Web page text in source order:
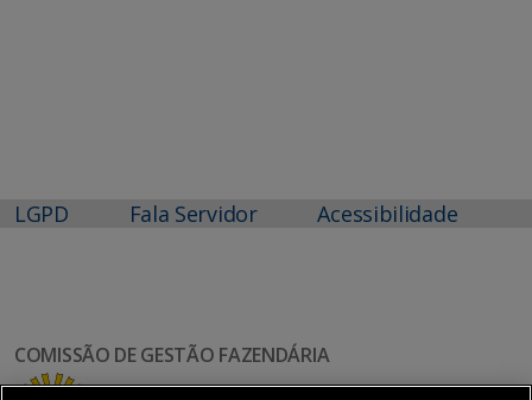
LGPD Fala Servidor Acessibilidade
COMISSÃO DE GESTÃO FAZENDÁRIA